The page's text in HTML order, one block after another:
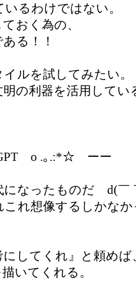
るわけではない。
おく為の、
る！！
ルを試してみたい。
の利器を活用してい
o .｡.:*☆ ーー
になったものだ d(￣
れ想像するしかな
にしてくれ』と頼めば
いてくれる。